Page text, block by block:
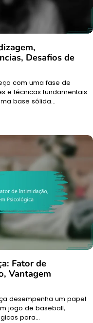
Desafios de
com uma fase de
e técnicas fundamentais
base sólida…
Fator de
Vantagem
desempenha um papel
jogo de baseball,
para…